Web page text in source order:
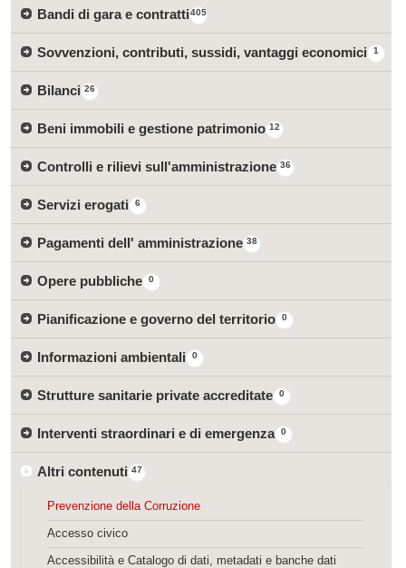
405
Bandi di gara e contratti
1
Sovvenzioni, contributi, sussidi, vantaggi economici
26
Bilanci
12
Beni immobili e gestione patrimonio
36
Controlli e rilievi sull'amministrazione
6
Servizi erogati
38
Pagamenti dell' amministrazione
0
Opere pubbliche
0
Pianificazione e governo del territorio
0
Informazioni ambientali
0
Strutture sanitarie private accreditate
0
Interventi straordinari e di emergenza
47
Altri contenuti
Prevenzione della Corruzione
Accesso civico
Accessibilità e Catalogo di dati, metadati e banche dati